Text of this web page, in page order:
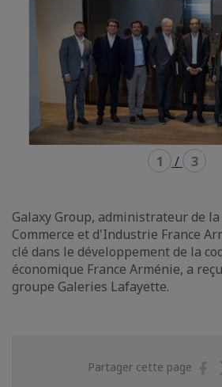
1 / 3
Galaxy Group, administrateur de
Commerce et d'Industrie France
clé dans le développement de la
économique France Arménie, a
groupe Galeries Lafayette.
Partager cette page